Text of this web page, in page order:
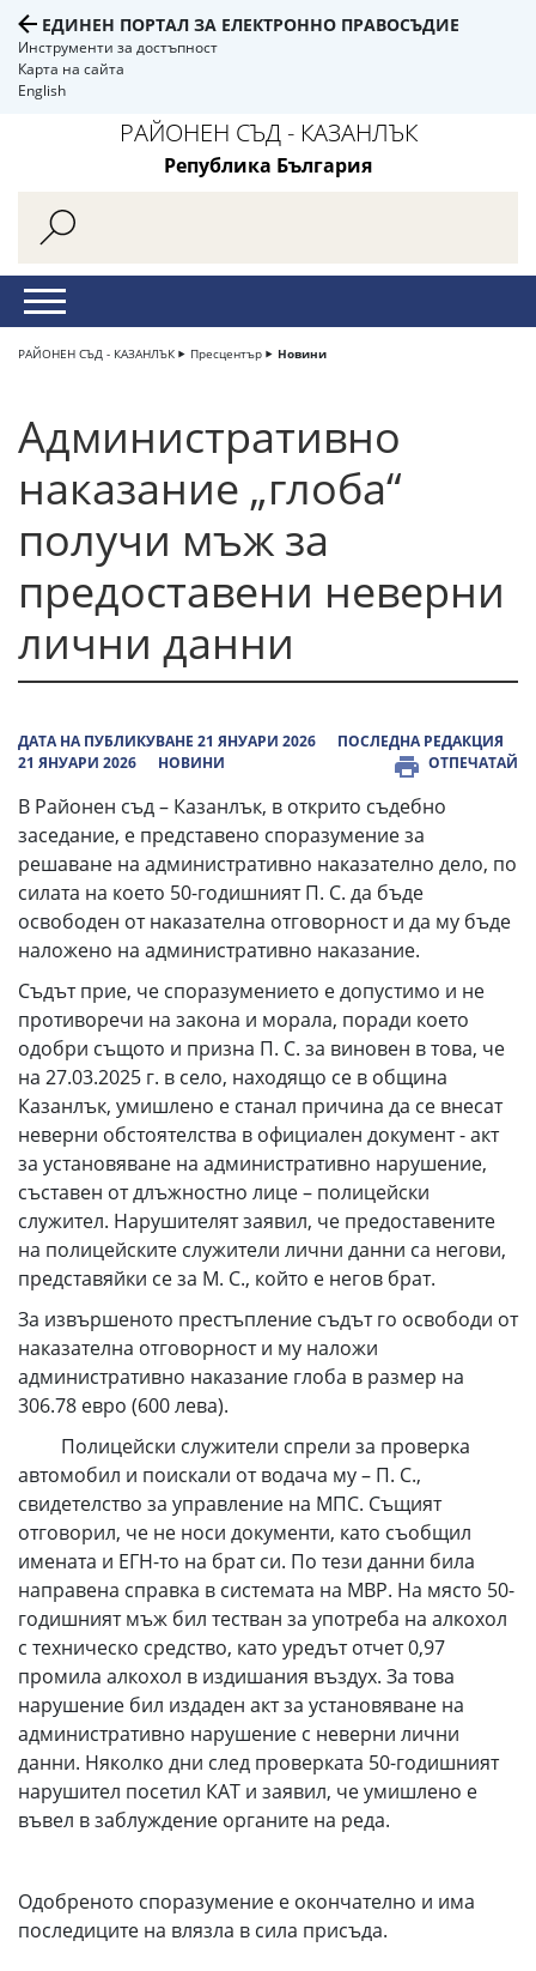
ЕДИНЕН ПОРТАЛ ЗА ЕЛЕКТРОННО ПРАВОСЪДИЕ
Инструменти за достъпност
Карта на сайта
English
РАЙОНЕН СЪД - КАЗАНЛЪК
Република България
РАЙОНЕН СЪД - КАЗАНЛЪК Пресцентър Новини
Административно
наказание „глоба“
получи мъж за
предоставени неверни
лични данни
ДАТА НА ПУБЛИКУВАНЕ 21 ЯНУАРИ 2026
ПОСЛЕДНА РЕДАКЦИЯ
21 ЯНУАРИ 2026
НОВИНИ ОТПЕЧАТАЙ
В Районен съд – Казанлък, в открито съдебно
заседание, е представено споразумение за
решаване на административно наказателно дело, по
силата на което 50-годишният П. С. да бъде
освободен от наказателна отговорност и да му бъде
наложено на административно наказание.
Съдът прие, че споразумението е допустимо и не
противоречи на закона и морала, поради което
одобри същото и призна П. С. за виновен в това, че
на 27.03.2025 г. в село, находящо се в община
Казанлък, умишлено е станал причина да се внесат
неверни обстоятелства в официален документ - акт
за установяване на административно нарушение,
съставен от длъжностно лице – полицейски
служител. Нарушителят заявил, че предоставените
на полицейските служители лични данни са негови,
представяйки се за М. С., който е негов брат.
За извършеното престъпление съдът го освободи от
наказателна отговорност и му наложи
административно наказание глоба в размер на
306.78 евро (600 лева).
Полицейски служители спрели за проверка
автомобил и поискали от водача му – П. С.,
свидетелство за управление на МПС. Същият
отговорил, че не носи документи, като съобщил
имената и ЕГН-то на брат си. По тези данни била
направена справка в системата на МВР. На място 50-
годишният мъж бил тестван за употреба на алкохол
с техническо средство, като уредът отчет 0,97
промила алкохол в издишания въздух. За това
нарушение бил издаден акт за установяване на
административно нарушение с неверни лични
данни. Няколко дни след проверката 50-годишният
нарушител посетил КАТ и заявил, че умишлено е
въвел в заблуждение органите на реда.
Одобреното споразумение е окончателно и има
последиците на влязла в сила присъда.